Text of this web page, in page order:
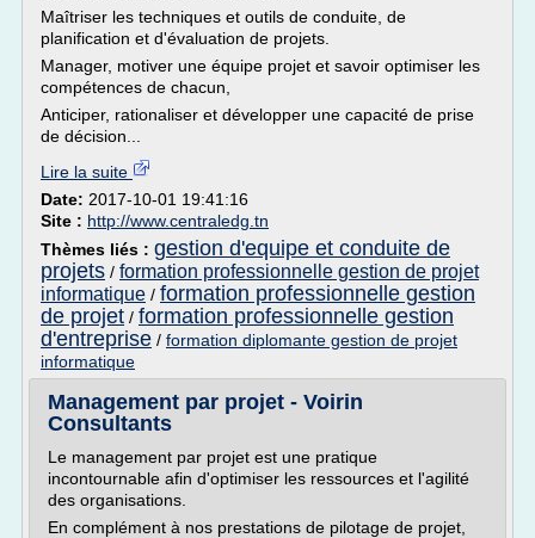
Maîtriser les techniques et outils de conduite, de
planification et d'évaluation de projets.
Manager, motiver une équipe projet et savoir optimiser les
compétences de chacun,
Anticiper, rationaliser et développer une capacité de prise
de décision...
Lire la suite
Date: 2017-10-01 19:41:16
Site : http://www.centraledg.tn
Thèmes liés : gestion d'equipe et conduite de
projets / formation professionnelle gestion de projet
informatique / formation professionnelle gestion
de projet / formation professionnelle gestion
d'entreprise / formation diplomante gestion de projet
informatique
Management par projet - Voirin
Consultants
Le management par projet est une pratique
incontournable afin d'optimiser les ressources et l'agilité
des organisations.
En complément à nos prestations de pilotage de projet,